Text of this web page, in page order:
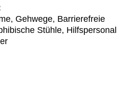
Gehwege, Barrierefreie
Stühle, Hilfspersonal